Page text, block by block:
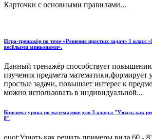
Карточки с основными правилами...
Игра-тренажёр по теме «Решение простых задач» 1 класс
весёлыми миньонами».
Данный тренажёр способствует
изучения предмета математики,формирует
простые задачи, повышает интерес к
можно использовать в индивидуальной...
Конспект урока по математике для 3 класса "Узнать как
8"